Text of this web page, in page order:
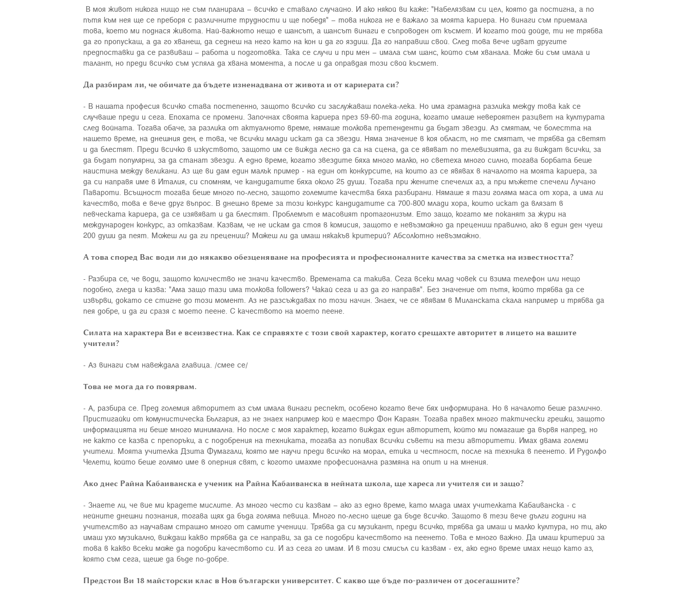
В моя живот никога нищо не съм планирала – всичко е ставало случайно. И ако някой ви каже: "Набелязвам си цел, която да постигна, а по
пътя към нея ще се преборя с различните трудности и ще победя" – това никога не е важало за моята кариера. Но винаги съм приемала
това, което ми поднася живота. Най-важното нещо е шансът, а шансът винаги е съпроводен от късмет. И когато той дойде, ти не трябва
да го пропускаш, а да го хванеш, да седнеш на него като на кон и да го яздиш. Да го направиш свой. След това вече идват другите
предпоставки да се развиваш – работа и подготовка. Така се случи и при мен – имала съм шанс, който съм хванала. Може би съм имала и
талант, но преди всичко съм успяла да хвана момента, а после и да оправдая този свой късмет.
Да разбирам ли, че обичате да бъдете изненадвана от живота и от кариерата си?
- В нашата професия всичко става постепенно, защото всичко си заслужаваш полека-лека. Но има грамадна разлика между това как се
случваше преди и сега. Епохата се промени. Започнах своята кариера през 59-60-та година, когато имаше невероятен разцвет на културата
след войната. Тогава обаче, за разлика от актуалното време, нямаше толкова претенденти да бъдат звезди. Аз смятам, че болестта на
нашето време, на днешния ден, е това, че всички млади искат да са звезди. Няма значение в коя област, но те смятат, че трябва да светят
и да блестят. Преди всичко в изкуството, защото им се вижда лесно да са на сцена, да се явяват по телевизията, да ги виждат всички, за
да бъдат популярни, за да станат звезди. А едно време, когато звездите бяха много малко, но светеха много силно, тогава борбата беше
наистина между великани. Аз ще ви дам един малък пример - на един от конкурсите, на които аз се явявах в началото на моята кариера, за
да си направя име в Италия, си спомням, че кандидатите бяха около 25 души. Тогава при жените спечелих аз, а при мъжете спечели Лучано
Павароти. Всъщност тогава беше много по-лесно, защото големите качества бяха разбирани. Нямаше я тази голяма маса от хора, а има ли
качество, това е вече друг въпрос. В днешно време за този конкурс кандидатите са 700-800 млади хора, които искат да влязат в
певческата кариера, да се изявяват и да блестят. Проблемът е масовият протагонизъм. Ето защо, когато ме поканят за жури на
международен конкурс, аз отказвам. Казвам, че не искам да стоя в комисия, защото е невъзможно да прецениш правилно, ако в един ден чуеш
200 души да пеят. Можеш ли да ги прецениш? Можеш ли да имаш някакъв критерий? Абсолютно невъзможно.
А това според Вас води ли до някакво обезценяване на професията и професионалните качества за сметка на известността?
- Разбира се, че води, защото количество не значи качество. Времената са такива. Сега всеки млад човек си взима телефон или нещо
подобно, гледа и казва: "Ама защо тази има толкова followers? Чакай сега и аз да го направя". Без значение от пътя, който трябва да се
извърви, докато се стигне до този момент. Аз не разсъждавах по този начин. Знаех, че се явявам в Миланската скала например и трябва да
пея добре, и да ги сразя с моето пеене. С качеството на моето пеене.
Силата на характера Ви е всеизвестна. Как се справяхте с този свой характер, когато срещахте авторитет в лицето на вашите
учители?
- Аз винаги съм навеждала главица. /смее се/
Това не мога да го повярвам.
- А, разбира се. Пред големия авторитет аз съм имала винаги респект, особено когато вече бях информирана. Но в началото беше различно.
Пристигайки от комунистическа България, аз не знаех например кой е маестро Фон Караян. Тогава правех много тактически грешки, защото
информацията ни беше много минимална. Но после с моя характер, когато виждах един авторитет, който ми помагаше да вървя напред, но
не както се казва с препоръки, а с подобрения на техниката, тогава аз попивах всички съвети на тези авторитети. Имах двама големи
учители. Моята учителка Дзита Фумагали, която ме научи преди всичко на морал, етика и честност, после на техника в пеенето. И Рудолфо
Челети, който беше голямо име в оперния свят, с когото имахме професионална размяна на опит и на мнения.
Ако днес Райна Кабаиванска е ученик на Райна Кабаиванска в нейната школа, ще хареса ли учителя си и защо?
- Знаете ли, че вие ми крадете мислите. Аз много често си казвам – ако аз едно време, като млада имах учителката Кабаиванска - с
нейните днешни познания, тогава щях да бъда голяма певица. Много по-лесно щеше да бъде всичко. Защото в тези вече дълги години на
учителство аз научавам страшно много от самите ученици. Трябва да си музикант, преди всичко, трябва да имаш и малко култура, но ти, ако
имаш ухо музикално, виждаш какво трябва да се направи, за да се подобри качеството на пеенето. Това е много важно. Да имаш критерий за
това в какво всеки може да подобри качеството си. И аз сега го имам. И в този смисъл си казвам - ех, ако едно време имах нещо като аз,
която съм сега, щеше да бъде по-добре.
Предстои Ви 18 майсторски клас в Нов български университет. С какво ще бъде по-различен от досегашните?